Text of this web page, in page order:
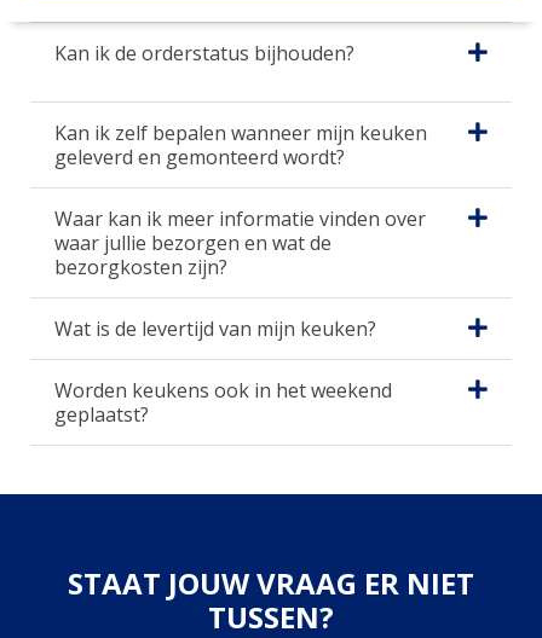
Kan ik de orderstatus bijhouden?
Kan ik zelf bepalen wanneer mijn keuken
geleverd en gemonteerd wordt?
Waar kan ik meer informatie vinden over
waar jullie bezorgen en wat de
bezorgkosten zijn?
Wat is de levertijd van mijn keuken?
Worden keukens ook in het weekend
geplaatst?
STAAT JOUW VRAAG ER NIET
TUSSEN?